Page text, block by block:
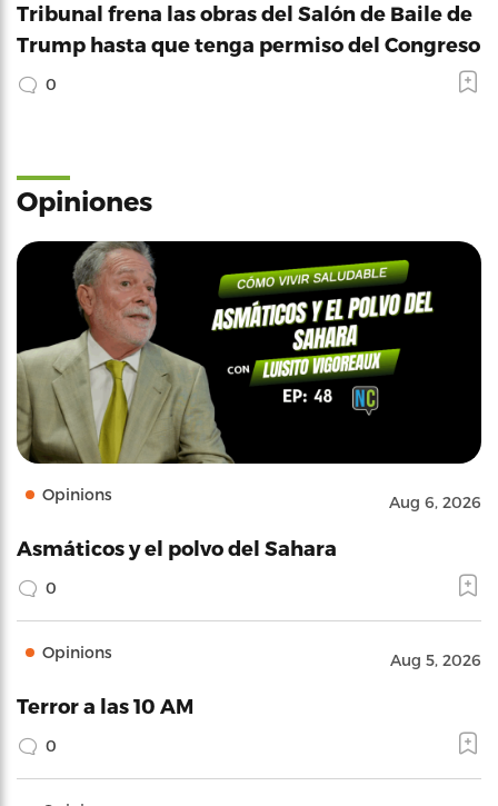
Tribunal frena las obras del Salón de Baile de
Trump hasta que tenga permiso del Congreso
0
Opiniones
Opinions Aug 6, 2026
Asmáticos y el polvo del Sahara
0
Opinions Aug 5, 2026
Terror a las 10 AM
0